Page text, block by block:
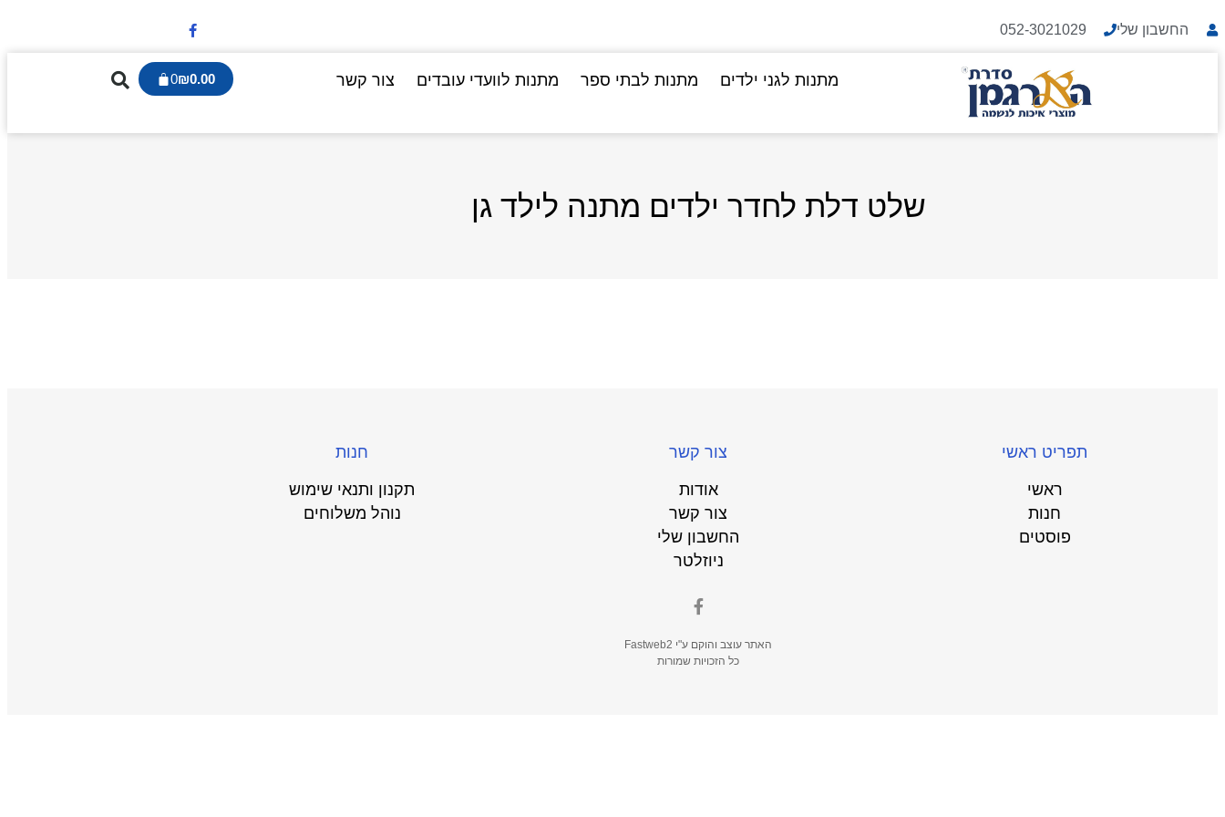
החשבון שלי 052-3021029
מתנות לגני ילדים מתנות לבתי ספר מתנות לוועדי עובדים צור קשר ₪0.00
0
שלט דלת לחדר ילדים מתנה לילד גן
תפריט ראשי
ראשי
חנות
פוסטים
צור קשר
אודות
צור קשר
החשבון שלי
ניוזלטר
חנות
תקנון ותנאי שימוש
נוהל משלוחים
האתר עוצב והוקם ע"י Fastweb2
כל הזכויות שמורות